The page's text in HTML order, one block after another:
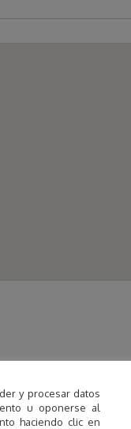
y procesar datos
u oponerse al
haciendo clic en